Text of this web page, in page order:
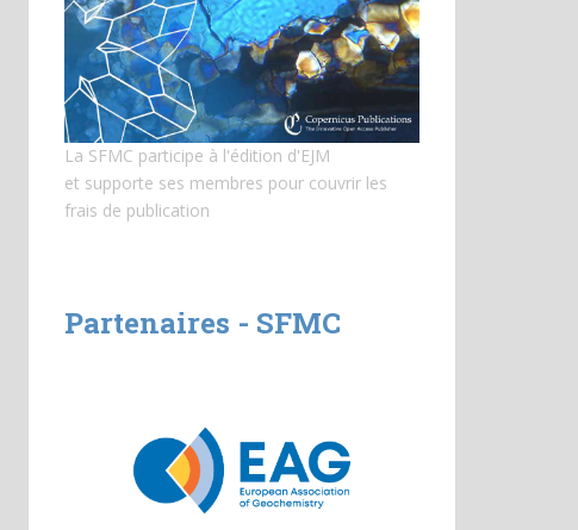
La SFMC participe à l'édition d'EJM
et supporte ses membres pour couvrir les
frais de publication
Partenaires - SFMC